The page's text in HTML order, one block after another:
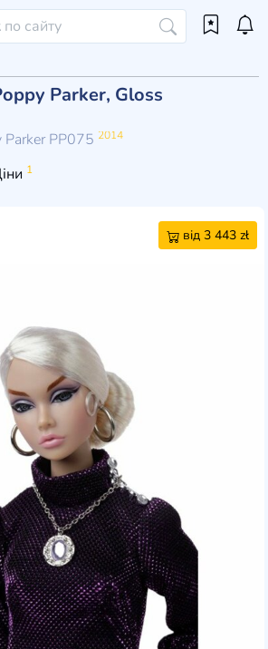
Parker, Gloss
PP075 2014
1
від 3 443 zł